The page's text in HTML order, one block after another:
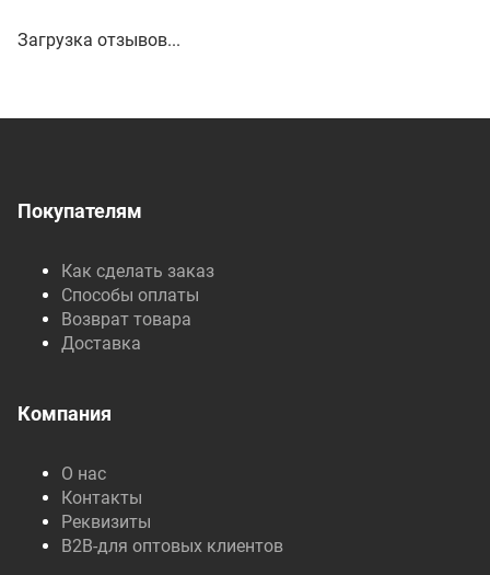
Загрузка отзывов...
Покупателям
Как сделать заказ
Способы оплаты
Возврат товара
Доставка
Компания
О нас
Контакты
Реквизиты
B2B-для оптовых клиентов